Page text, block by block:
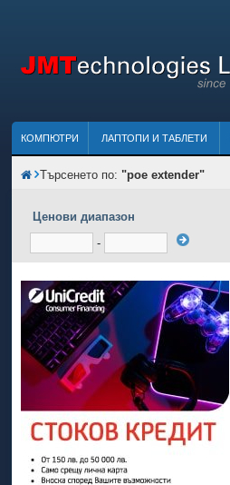
КОМПЮТРИ ЛАПТОПИ И ТАБЛЕТИ
Търсенето по: "poe extender"
Ценови диапазон
-